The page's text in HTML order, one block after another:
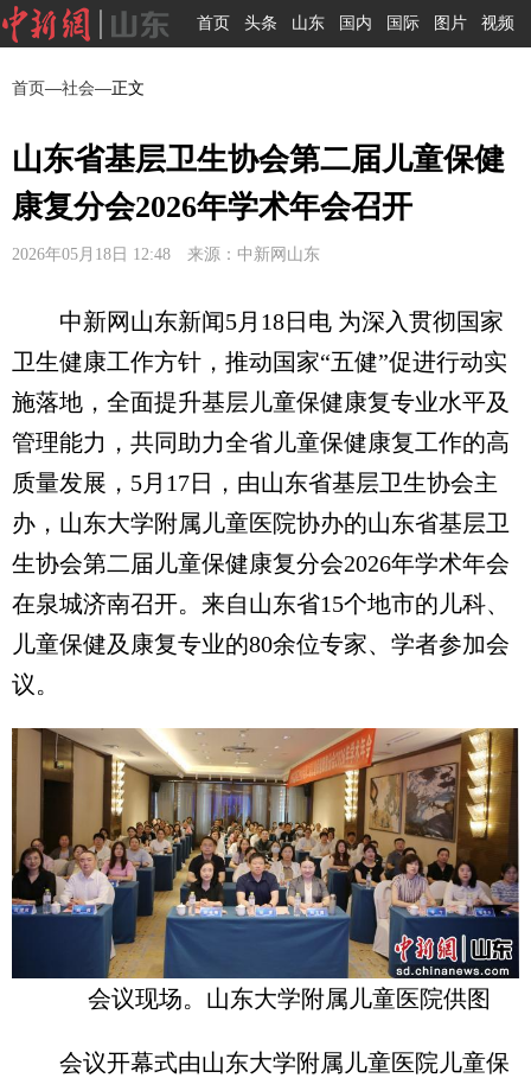
首页 头条 山东 国内 国际 图片 视频
首页—社会—正文
山东省基层卫生协会第二届儿童保健
康复分会2026年学术年会召开
2026年05月18日 12:48 来源：中新网山东
中新网山东新闻5月18日电 为深入贯彻国家
卫生健康工作方针，推动国家“五健”促进行动实
施落地，全面提升基层儿童保健康复专业水平及
管理能力，共同助力全省儿童保健康复工作的高
质量发展，5月17日，由山东省基层卫生协会主
办，山东大学附属儿童医院协办的山东省基层卫
生协会第二届儿童保健康复分会2026年学术年会
在泉城济南召开。来自山东省15个地市的儿科、
儿童保健及康复专业的80余位专家、学者参加会
议。
会议现场。山东大学附属儿童医院供图
会议开幕式由山东大学附属儿童医院儿童保